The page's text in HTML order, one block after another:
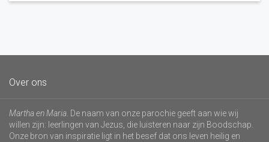
Over ons
Martha en Maria . De naam van onze parochie geeft aan wie wij
willen zijn: leerlingen van Jezus, die luisteren naar zijn Boodschap.
Onze bron van inspiratie ligt in het besef dat ons leven heilig en